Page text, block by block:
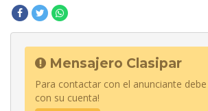
Mensajero Clasipar
Para contactar con el anunciante
con su cuenta!